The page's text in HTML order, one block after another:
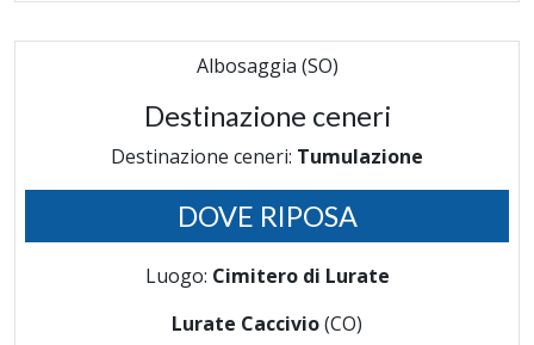
Albosaggia (SO)
Destinazione ceneri
Destinazione ceneri: Tumulazione
DOVE RIPOSA
Luogo: Cimitero di Lurate
Lurate Caccivio(CO)